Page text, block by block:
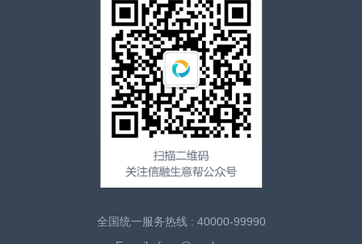
全国统一服务热线 : 40000-99990